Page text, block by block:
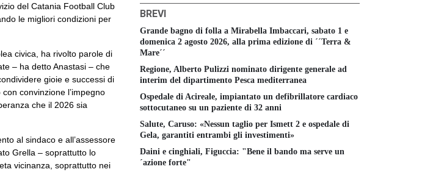
del Catania Football Club
le migliori condizioni per
civica, ha rivolto parole di
– ha detto Anastasi – che
gioie e successi di
convinzione l’impegno
che il 2026 sia
al sindaco e all’assessore
Grella – soprattutto lo
vicinanza, soprattutto nei
BREVI
Grande bagno di folla a Mirabella Imbaccari, sabato 1 e
domenica 2 agosto 2026, alla prima edizione di ´´Terra &
Mare´´
Regione, Alberto Pulizzi nominato dirigente generale ad
interim del dipartimento Pesca mediterranea
Ospedale di Acireale, impiantato un defibrillatore cardiaco
sottocutaneo su un paziente di 32 anni
Salute, Caruso: «Nessun taglio per Ismett 2 e ospedale di
Gela, garantiti entrambi gli investimenti»
Daini e cinghiali, Figuccia: "Bene il bando ma serve un
´azione forte"